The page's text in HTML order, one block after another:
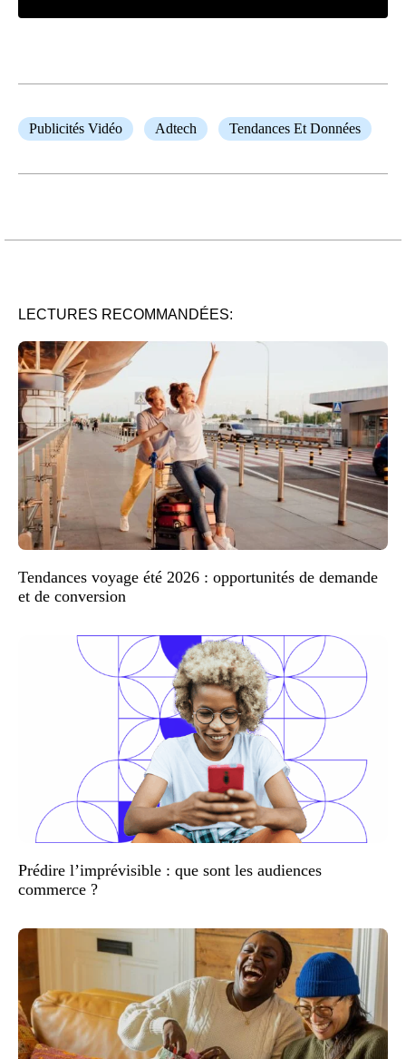
Publicités Vidéo Adtech Tendances Et Données
LECTURES RECOMMANDÉES:
Tendances voyage été 2026 : opportunités de demande
et de conversion
Prédire l’imprévisible : que sont les audiences
commerce ?